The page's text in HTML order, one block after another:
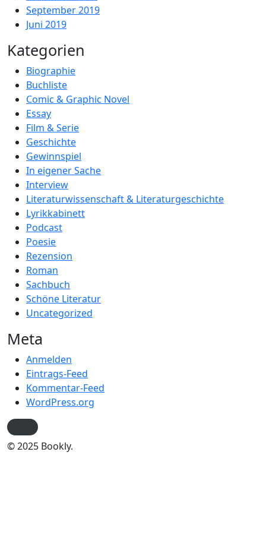
September 2019
Juni 2019
Kategorien
Biographie
Buchliste
Comic & Graphic Novel
Essay
Film & Serie
Geschichte
Gewinnspiel
In eigener Sache
Interview
Literaturwissenschaft & Literaturgeschichte
Lyrikkabinett
Podcast
Poesie
Rezension
Roman
Sachbuch
Schöne Literatur
Uncategorized
Meta
Anmelden
Eintrags-Feed
Kommentar-Feed
WordPress.org
© 2025 Bookly.